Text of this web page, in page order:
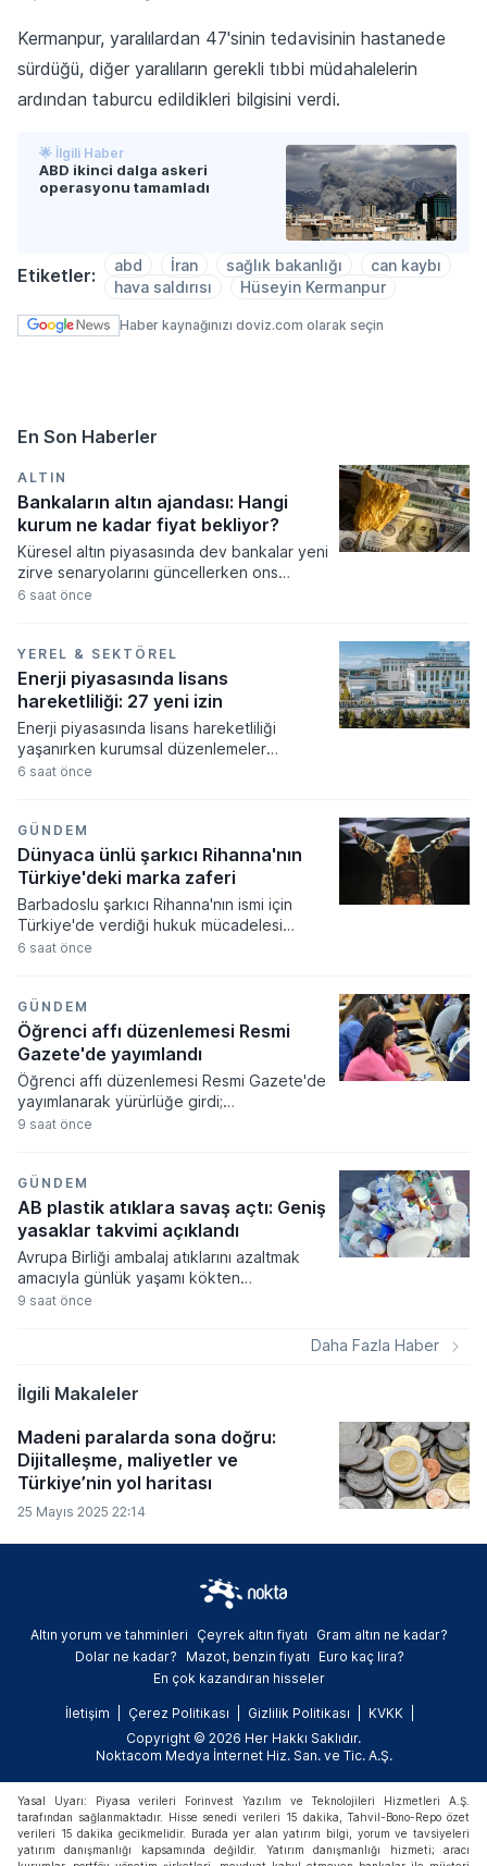
Kermanpur, yaralılardan 47'sinin tedavisinin hastanede
sürdüğü, diğer yaralıların gerekli tıbbi müdahalelerin
ardından taburcu edildikleri bilgisini verdi.
🌟 İlgili Haber
ABD ikinci dalga askeri
operasyonu tamamladı
Etiketler: abd İran sağlık bakanlığı
can kaybı
hava saldırısı
Hüseyin Kermanpur
Haber kaynağınızı doviz.com olarak seçin
En Son Haberler
ALTIN
Bankaların altın ajandası: Hangi
kurum ne kadar fiyat bekliyor?
Küresel altın piyasasında dev bankalar yeni
zirve senaryolarını güncellerken ons
fiyatının 5.300 dolara kadar tırmanması
doğrultusunda revize edilen tahminler,
fiyatların orta ve uzun vadede tarihi
seviyeleri aşacağına işaret ediyor.
6 saat önce
YEREL & SEKTÖREL
Enerji piyasasında lisans
hareketliliği: 27 yeni izin
Enerji piyasasında lisans hareketliliği
yaşanırken kurumsal düzenlemeler
resmiyet kazandı. Enerji piyasası
yeni faaliyet izinleri verilirken bazı
işletmelerin yetkileri iptal edildi.
6 saat önce
GÜNDEM
Dünyaca ünlü şarkıcı Rihanna'nın
Türkiye'deki marka zaferi
Barbadoslu şarkıcı Rihanna'nın ismi için
Türkiye'de verdiği hukuk mücadelesi
zaferle sonuçlandı. Mahkeme heyeti
tüketicilerde yanılgı uyandıracağı
gerekçesiyle iptal etti.
6 saat önce
GÜNDEM
Öğrenci affı düzenlemesi Resmi
Gazete'de yayımlandı
Öğrenci affı düzenlemesi Resmi Gazete'de
yayımlanarak yürürlüğe girdi;
üniversitelerinden ayrılanlara geri dönüş
mevzuata aykırı eğitim kurumu açanlara
ağır cezalar verilmesi kararlaştırıldı.
9 saat önce
GÜNDEM
AB plastik atıklara savaş açtı: Geniş
yasaklar takvimi açıklandı
Avrupa Birliği ambalaj atıklarını azaltmak
amacıyla günlük yaşamı kökten
değiştirecek geniş kapsamlı bir yasal
hedefleyen yeni kurallar, gıda
ambalajlarından havalimanı hizmetlerine
getiriyor.
9 saat önce
Daha Fazla Haber
İlgili Makaleler
Madeni paralarda sona doğru:
Dijitalleşme, maliyetler ve
Türkiye’nin yol haritası
25 Mayıs 2025 22:14
Altın yorum ve tahminleri Çeyrek altın fiyatı
Gram altın ne kadar?
Dolar ne kadar?
Mazot, benzin fiyatı
Euro kaç lira?
En çok kazandıran hisseler
İletişim Çerez Politikası Gizlilik Politikası
KVKK
Copyright © 2026 Her Hakkı Saklıdır.
Noktacom Medya İnternet Hiz. San. ve Tic. A.Ş.
Yasal Uyarı: Piyasa verileri Forinvest Yazılım ve Teknolojileri Hizmetleri A.Ş.
tarafından sağlanmaktadır. Hisse senedi verileri 15 dakika, Tahvil-Bono-Repo özet
verileri 15 dakika gecikmelidir. Burada yer alan yatırım bilgi, yorum ve tavsiyeleri
yatırım danışmanlığı kapsamında değildir. Yatırım danışmanlığı hizmeti; aracı